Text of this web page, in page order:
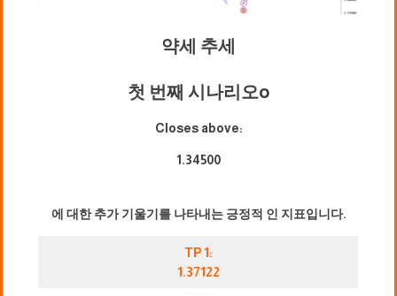
약세 추세
첫 번째 시나리오o
Closes above:
1.34500
에 대한 추가 기울기를 나타내는 긍정적 인 지표입니다.
TP 1:
1.37122